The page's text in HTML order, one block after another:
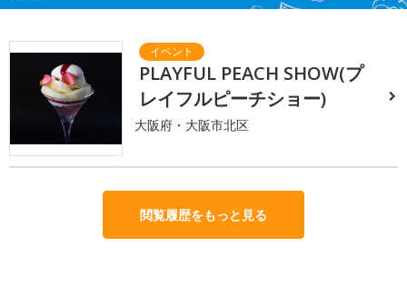
PLAYFUL PEACH SHOW(プ
レイフルピーチショー)
大阪府・大阪市北区
閲覧履歴をもっと見る